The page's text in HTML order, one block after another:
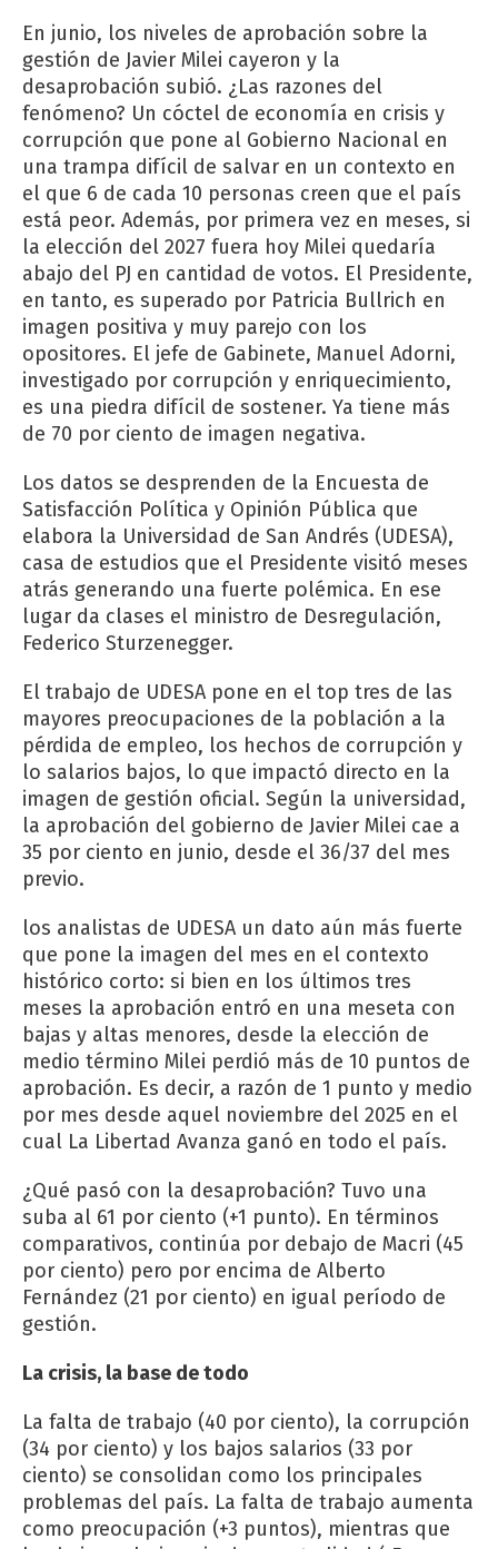
En junio, los niveles de aprobación sobre la
gestión de Javier Milei cayeron y la
desaprobación subió. ¿Las razones del
fenómeno? Un cóctel de economía en crisis y
corrupción que pone al Gobierno Nacional en
una trampa difícil de salvar en un contexto en
el que 6 de cada 10 personas creen que el país
está peor. Además, por primera vez en meses, si
la elección del 2027 fuera hoy Milei quedaría
abajo del PJ en cantidad de votos. El Presidente,
en tanto, es superado por Patricia Bullrich en
imagen positiva y muy parejo con los
opositores. El jefe de Gabinete, Manuel Adorni,
investigado por corrupción y enriquecimiento,
es una piedra difícil de sostener. Ya tiene más
de 70 por ciento de imagen negativa.
Los datos se desprenden de la Encuesta de
Satisfacción Política y Opinión Pública que
elabora la Universidad de San Andrés (UDESA),
casa de estudios que el Presidente visitó meses
atrás generando una fuerte polémica. En ese
lugar da clases el ministro de Desregulación,
Federico Sturzenegger.
El trabajo de UDESA pone en el top tres de las
mayores preocupaciones de la población a la
pérdida de empleo, los hechos de corrupción y
lo salarios bajos, lo que impactó directo en la
imagen de gestión oficial. Según la universidad,
la aprobación del gobierno de Javier Milei cae a
35 por ciento en junio, desde el 36/37 del mes
previo.
los analistas de UDESA un dato aún más fuerte
que pone la imagen del mes en el contexto
histórico corto: si bien en los últimos tres
meses la aprobación entró en una meseta con
bajas y altas menores, desde la elección de
medio término Milei perdió más de 10 puntos de
aprobación. Es decir, a razón de 1 punto y medio
por mes desde aquel noviembre del 2025 en el
cual La Libertad Avanza ganó en todo el país.
¿Qué pasó con la desaprobación? Tuvo una
suba al 61 por ciento (+1 punto). En términos
comparativos, continúa por debajo de Macri (45
por ciento) pero por encima de Alberto
Fernández (21 por ciento) en igual período de
gestión.
La crisis, la base de todo
La falta de trabajo (40 por ciento), la corrupción
(34 por ciento) y los bajos salarios (33 por
ciento) se consolidan como los principales
problemas del país. La falta de trabajo aumenta
como preocupación (+3 puntos), mientras que